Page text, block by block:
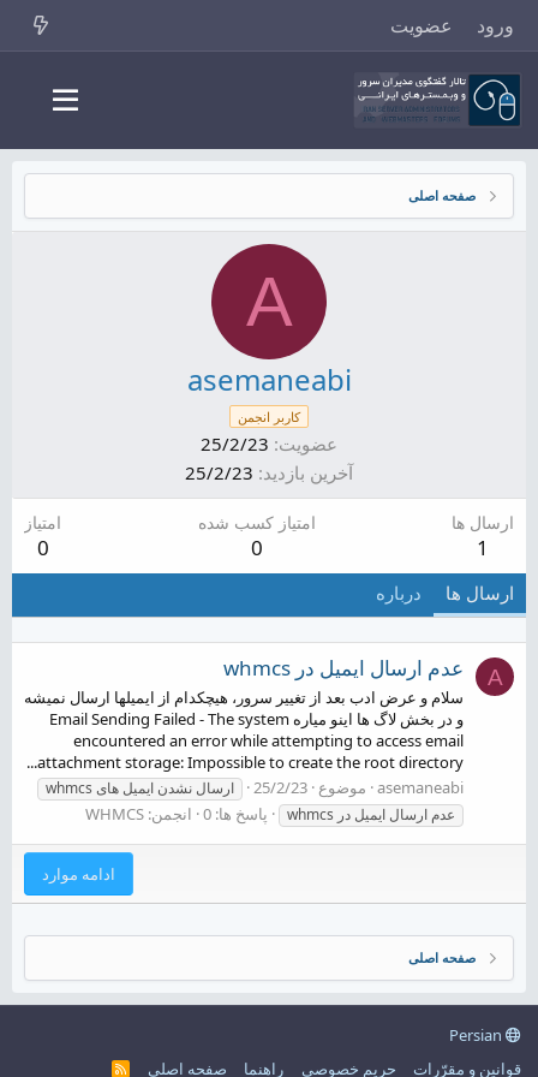
ورود عضویت
صفحه اصلی
A
asemaneabi
کاربر انجمن
عضویت 25/2/23
آخرین بازدید 25/2/23
ارسال ها
1
امتیاز کسب شده
0
امتیاز
0
ارسال ها درباره
A عدم ارسال ایمیل در whmcs
سلام و عرض ادب بعد از تغییر سرور، هیچکدام از ایمیلها ارسال نمیشه
و در بخش لاگ ها اینو میاره Email Sending Failed - The system
encountered an error while attempting to access email
attachment storage: Impossible to create the root directory...
asemaneabi موضوع 25/2/23
ارسال نشدن ایمیل های whmcs
عدم ارسال ایمیل در whmcs
پاسخ ها: 0 انجمن: WHMCS
ادامه موارد
صفحه اصلی
قوانین و مقرّرات
حریم خصوصی راهنما صفحه اصلی
R